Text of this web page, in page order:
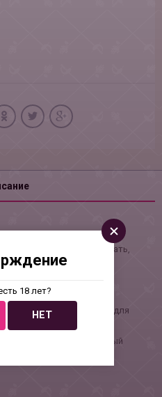
который понравится
что необходимо скрывать,
подчёркивает плавную
оставляет место для
комплект для
открытой спиной. Игривый
трусиках является
18 лет?
НЕТ